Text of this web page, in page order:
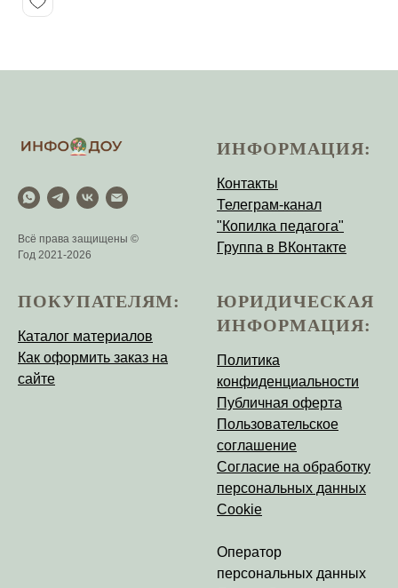
Всё права защищены ©
Год 2021-2026
ИНФОРМАЦИЯ:
Контакты
Телеграм-канал
"Копилка педагога"
Группа в ВКонтакте
ПОКУПАТЕЛЯМ:
Каталог материалов
Как оформить заказ на
сайте
ЮРИДИЧЕСКАЯ
ИНФОРМАЦИЯ:
Политика
конфиденциальности
Публичная оферта
Пользовательское
соглашение
Согласие на обработку
персональных данных
Cookie
Оператор
персональных данных